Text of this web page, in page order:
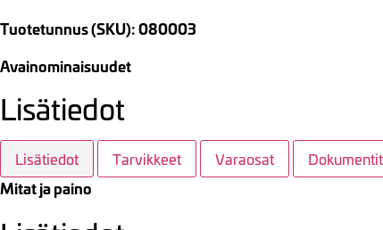
Tuotetunnus (SKU): 080003
Avainominaisuudet
Lisätiedot
Lisätiedot Tarvikkeet Varaosat Dokumentit
Mitat ja paino